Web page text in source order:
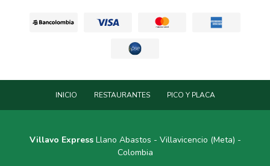
INICIO RESTAURANTES PICO Y PLACA
Villavo ExpressLlano Abastos - Villavicencio (Meta) -
Colombia